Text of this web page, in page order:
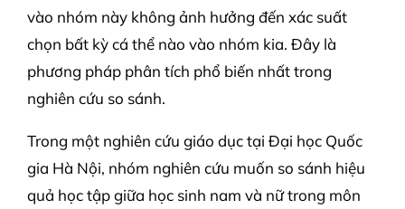
vào nhóm này không ảnh hưởng đến xác suất
chọn bất kỳ cá thể nào vào nhóm kia. Đây là
phương pháp phân tích phổ biến nhất trong
nghiên cứu so sánh.
Trong một nghiên cứu giáo dục tại Đại học Quốc
gia Hà Nội, nhóm nghiên cứu muốn so sánh hiệu
quả học tập giữa học sinh nam và nữ trong môn